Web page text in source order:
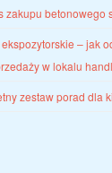
zakupu betonowego
– jak
w lokalu
zestaw porad dla